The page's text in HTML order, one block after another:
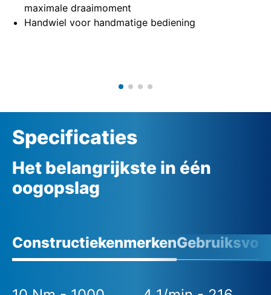
maximale draaimoment
Handwiel voor handmatige bediening
Specificaties
Het belangrijkste in één
oogopslag
Constructiekenmerken